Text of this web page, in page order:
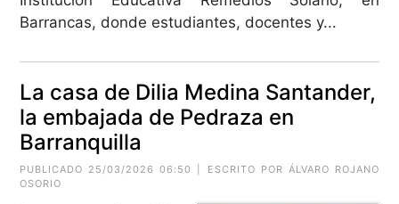
Barrancas, donde estudiantes, docentes y...
La casa de Dilia Medina Santander,
la embajada de Pedraza en
Barranquilla
PUBLICADO 25/03/2026 06:50 | ESCRITO POR ÁLVARO ROJANO
OSORIO